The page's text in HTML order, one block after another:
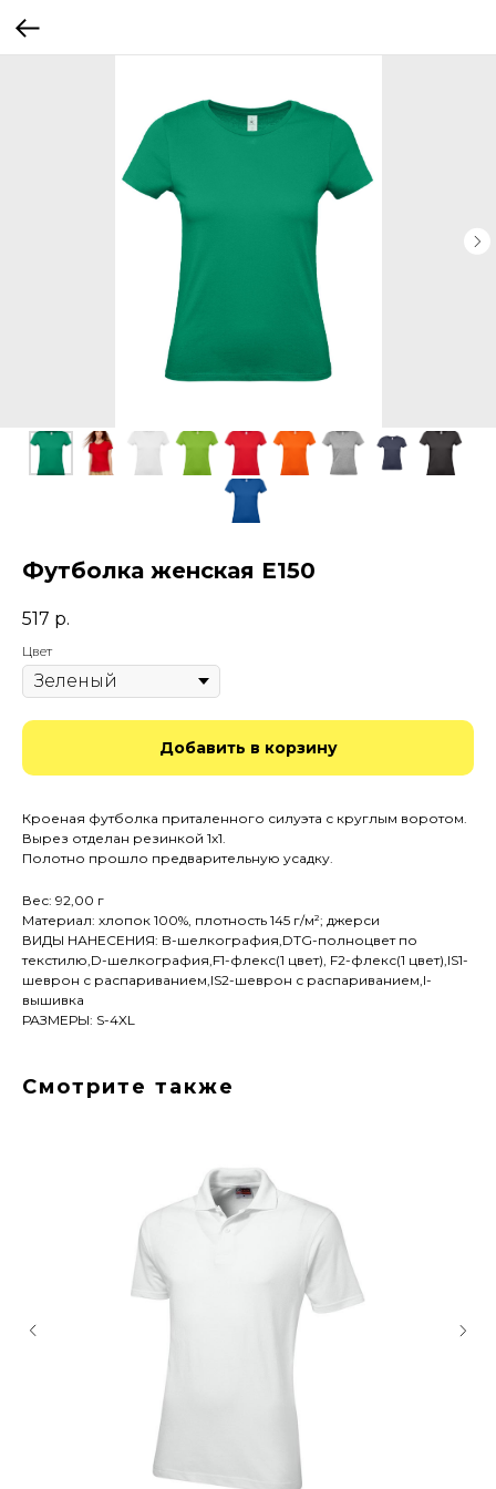
Футболка женская E150
517 р.
Цвет
Добавить в корзину
Кроеная футболка приталенного силуэта с круглым воротом.
Вырез отделан резинкой 1х1.
Полотно прошло предварительную усадку.
Вес: 92,00 г
Материал: хлопок 100%, плотность 145 г/м²; джерси
ВИДЫ НАНЕСЕНИЯ: B-шелкография,DTG-полноцвет по
текстилю,D-шелкография,F1-флекс(1 цвет), F2-флекс(1 цвет),IS1-
шеврон с распариванием,IS2-шеврон с распариванием,I-
вышивка
РАЗМЕРЫ: S-4XL
Смотрите также